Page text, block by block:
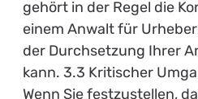
gehört in der Regel die
einem Anwalt für
der Durchsetzung Ihrer
kann. 3.3 Kritischer
Wenn Sie festzustellen,